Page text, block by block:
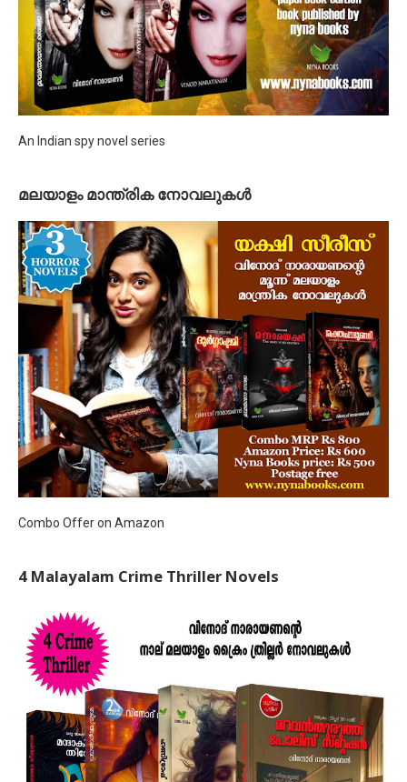
An Indian spy novel series
മലയാളം മാന്ത്രിക നോവലുകള്‍
Combo Offer on Amazon
4 Malayalam Crime Thriller Novels